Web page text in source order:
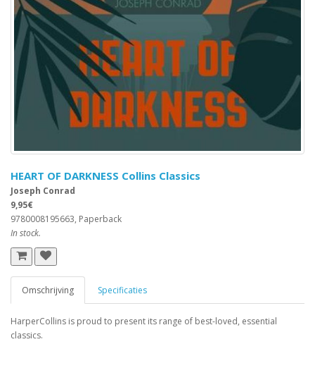
HEART OF DARKNESS Collins Classics
Joseph Conrad
9,95€
9780008195663, Paperback
In stock.
Omschrijving Specificaties
HarperCollins is proud to present its range of best-loved, essential
classics.